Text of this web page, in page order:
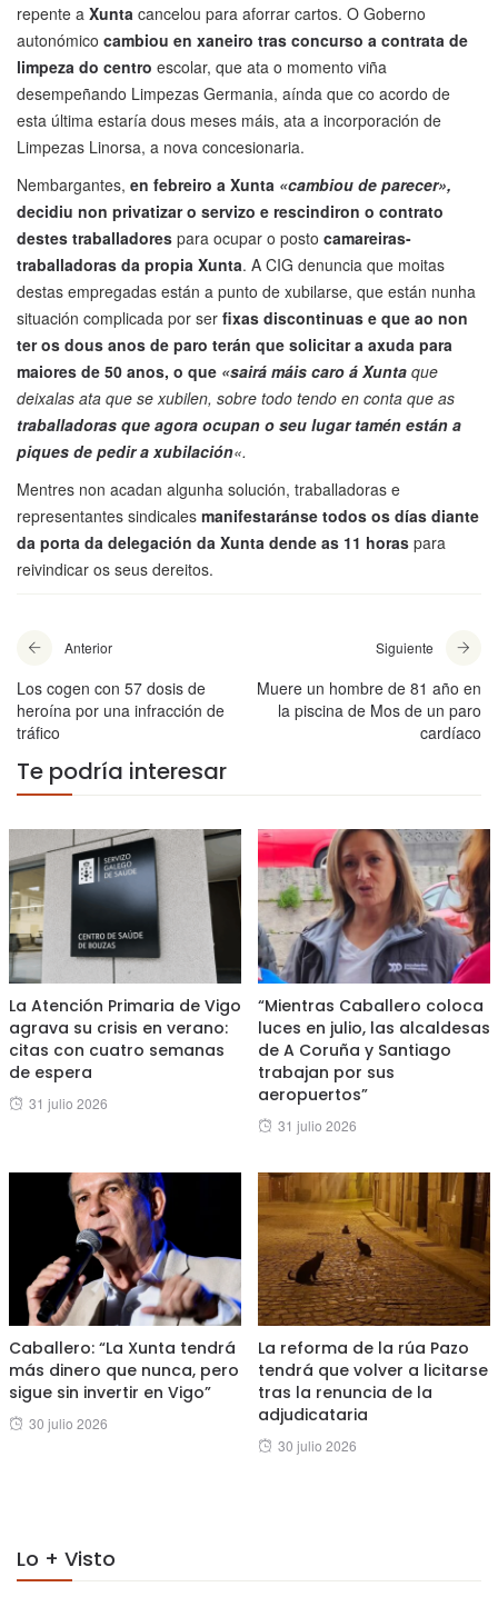
repente a Xunta cancelou para aforrar cartos. O Goberno
autonómico cambiou en xaneiro tras concurso a contrata de
limpeza do centro escolar, que ata o momento viña
desempeñando Limpezas Germania, aínda que co acordo de
esta última estaría dous meses máis, ata a incorporación de
Limpezas Linorsa, a nova concesionaria.
Nembargantes, en febreiro a Xunta «cambiou de parecer»,
decidiu non privatizar o servizo e rescindiron o contrato
destes traballadores para ocupar o posto camareiras-
traballadoras da propia Xunta. A CIG denuncia que moitas
destas empregadas están a punto de xubilarse, que están nunha
situación complicada por ser fixas discontinuas e que ao non
ter os dous anos de paro terán que solicitar a axuda para
maiores de 50 anos, o que «sairá máis caro á Xunta que
deixalas ata que se xubilen, sobre todo tendo en conta que as
traballadoras que agora ocupan o seu lugar tamén están a
piques de pedir a xubilación«.
Mentres non acadan algunha solución, traballadoras e
representantes sindicales manifestaránse todos os días diante
da porta da delegación da Xunta dende as 11 horas para
reivindicar os seus dereitos.
Anterior
Los cogen con 57 dosis de
heroína por una infracción de
tráfico
Siguiente
Muere un hombre de 81 año en
la piscina de Mos de un paro
cardíaco
Te podría interesar
La Atención Primaria de Vigo
agrava su crisis en verano:
citas con cuatro semanas
de espera
Posted
31 julio 2026
“Mientras Caballero coloca
luces en julio, las alcaldesas
de A Coruña y Santiago
trabajan por sus
aeropuertos”
Posted
31 julio 2026
Caballero: “La Xunta tendrá
más dinero que nunca, pero
sigue sin invertir en Vigo”
Posted
30 julio 2026
La reforma de la rúa Pazo
tendrá que volver a licitarse
tras la renuncia de la
adjudicataria
Posted
30 julio 2026
Lo + Visto